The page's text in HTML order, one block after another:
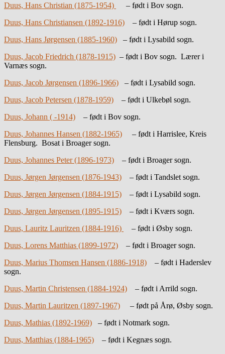
Duus, Hans Christian (1875-1954)
– født i Bov sogn.
Duus, Hans Christiansen (1892-1916) – født i Hørup sogn.
Duus, Hans Jørgensen (1885-1960) – født i Lysabild sogn.
Duus, Jacob Friedrich (1878-1915) – født i Bov sogn. Lærer i
Varnæs sogn.
Duus, Jacob Jørgensen (1896-1966) – født i Lysabild sogn.
Duus, Jacob Petersen (1878-1959) – født i Ulkebøl sogn.
Duus, Johann ( -1914) – født i Bov sogn.
Duus, Johannes Hansen (1882-1965) – født i Harrislee, Kreis
Flensburg. Bosat i Broager sogn.
Duus, Johannes Peter (1896-1973) – født i Broager sogn.
Duus, Jørgen Jørgensen (1876-1943) – født i Tandslet sogn.
Duus, Jørgen Jørgensen (1884-1915) – født i Lysabild sogn.
Duus, Jørgen Jørgensen (1895-1915) – født i Kværs sogn.
Duus, Lauritz Lauritzen (1884-1916)
– født i Øsby sogn.
Duus, Lorens Matthias (1899-1972) – født i Broager sogn.
Duus, Marius Thomsen Hansen (1886-1918) – født i Haderslev
sogn.
Duus, Martin Christensen (1884-1924) – født i Arrild sogn.
Duus, Martin Lauritzen (1897-1967) – født på Årø, Øsby sogn.
Duus, Mathias (1892-1969) – født i Notmark sogn.
Duus, Matthias (1884-1965) – født i Kegnæs sogn.